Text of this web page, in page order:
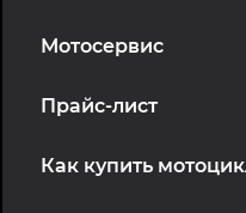
Мотосервис
Прайс-лист
Как купить